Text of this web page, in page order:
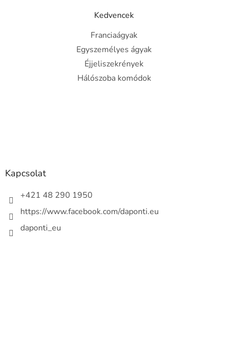
Kedvencek
Franciaágyak
Egyszemélyes ágyak
Éjjeliszekrények
Hálószoba komódok
Kapcsolat
+421 48 290 1950
https://www.facebook.com/daponti.eu
daponti_eu